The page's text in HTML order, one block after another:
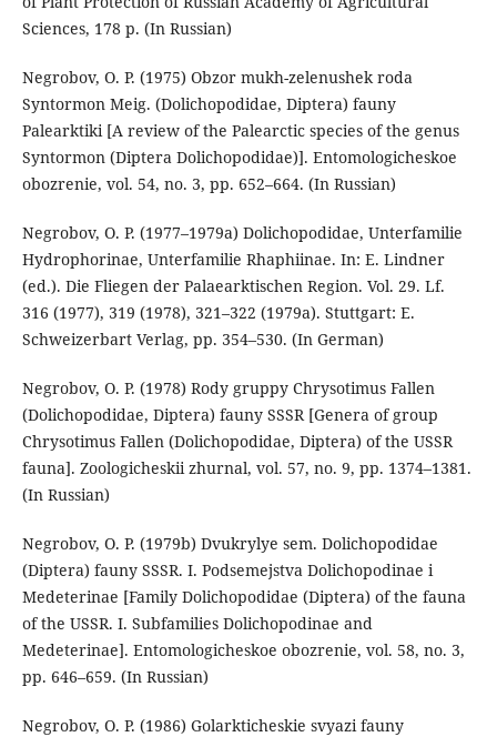
Sciences, 178 p. (In Russian)
Negrobov, O. P. (1975) Obzor mukh-zelenushek roda
Syntormon Meig. (Dolichopodidae, Diptera) fauny
Palearktiki [A review of the Palearctic species of the genus
Syntormon (Diptera Dolichopodidae)]. Entomologicheskoe
obozrenie, vol. 54, no. 3, pp. 652–664. (In Russian)
Negrobov, O. P. (1977–1979a) Dolichopodidae, Unterfamilie
Hydrophorinae, Unterfamilie Rhaphiinae. In: E. Lindner
(ed.). Die Fliegen der Palaearktischen Region. Vol. 29. Lf.
316 (1977), 319 (1978), 321–322 (1979a). Stuttgart: E.
Schweizerbart Verlag, pp. 354–530. (In German)
Negrobov, O. P. (1978) Rody gruppy Chrysotimus Fallen
(Dolichopodidae, Diptera) fauny SSSR [Genera of group
Chrysotimus Fallen (Dolichopodidae, Diptera) of the USSR
fauna]. Zoologicheskii zhurnal, vol. 57, no. 9, pp. 1374–1381.
(In Russian)
Negrobov, O. P. (1979b) Dvukrylye sem. Dolichopodidae
(Diptera) fauny SSSR. I. Podsemejstva Dolichopodinae i
Medeterinae [Family Dolichopodidae (Diptera) of the fauna
of the USSR. I. Subfamilies Dolichopodinae and
Medeterinae]. Entomologicheskoe obozrenie, vol. 58, no. 3,
pp. 646–659. (In Russian)
Negrobov, O. P. (1986) Golarkticheskie svyazi fauny